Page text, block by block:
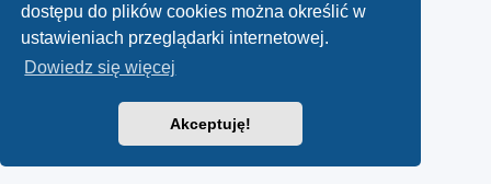
dostępu do plików cookies można określić w
ustawieniach przeglądarki internetowej.
Dowiedz się więcej
Akceptuję!